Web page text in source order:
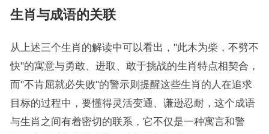
生肖与成语的关联
从上述三个生肖的解读中可以看出，"此木为柴，不劈不
快"的寓意与勇敢、进取、敢于挑战的生肖特点相契合，
而"不肯屈就必失败"的警示则提醒这些生肖的人在追求
目标的过程中，要懂得灵活变通、谦逊忍耐，这个成语
与生肖之间有着密切的联系，它不仅是一种寓言和警